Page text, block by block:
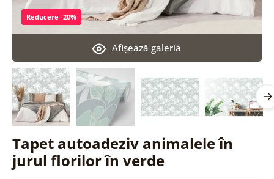
Tapet autoadeziv animalele în
jurul florilor în verde
Afişează galeria
Reducere -20%